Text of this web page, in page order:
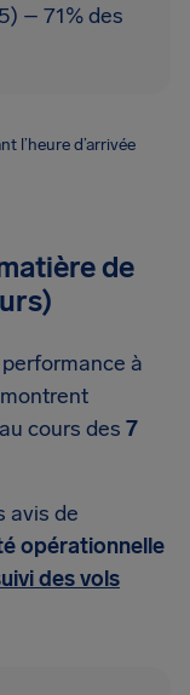
– 71% des
l’heure d’arrivée
de
à
cours des 7
avis de
opérationnelle
des vols